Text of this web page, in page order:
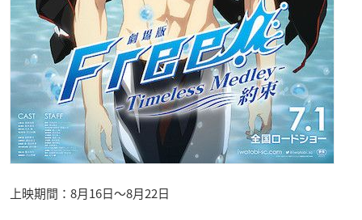
上映期間：8月16日〜8月22日